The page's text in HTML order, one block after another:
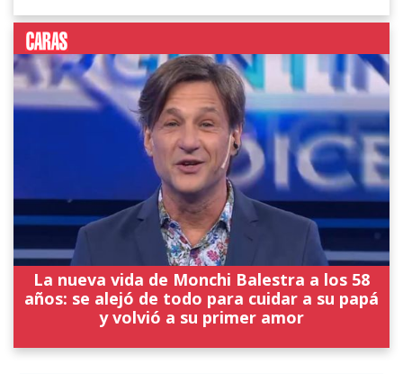
La nueva vida de Monchi Balestra a los 58
años: se alejó de todo para cuidar a su papá
y volvió a su primer amor